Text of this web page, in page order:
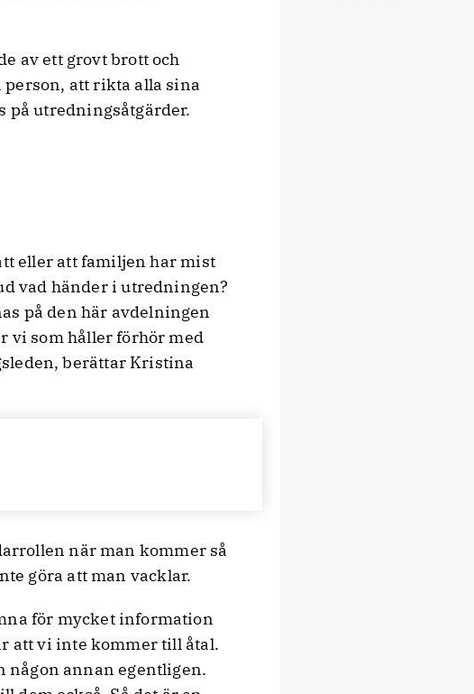
av ett grovt brott och
att rikta alla sina
på utredningsåtgärder.
eller att familjen har mist
vad händer i utredningen?
på den här avdelningen
vi som håller förhör med
berättar Kristina
göra att man vacklar.
för mycket information
att vi inte kommer till åtal.
någon annan egentligen.